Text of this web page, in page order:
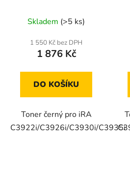
Skladem (>5 ks)
1 550 Kč bez DPH
1 876 Kč
DO KOŠÍKU
Toner černý pro iRA
C3922i/C3926i/C3930i/C3935i